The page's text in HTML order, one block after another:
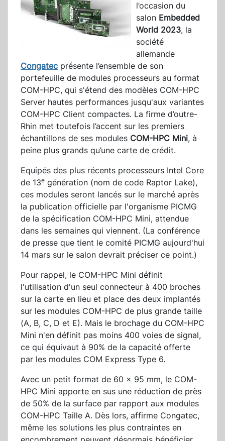
l’occasion du
salon Embedded
World 2023, la
société
allemande
Congatec présente l’ensemble de son
portefeuille de modules processeurs au format
COM-HPC, qui s'étend des modèles COM-HPC
Server hautes performances jusqu'aux variantes
COM-HPC Client compactes. La firme d’outre-
Rhin met toutefois l’accent sur les premiers
échantillons de ses modules COM-HPC Mini, à
peine plus grands qu’une carte de crédit.
Equipés des plus récents processeurs Intel Core
de 13e génération (nom de code Raptor Lake),
ces modules seront lancés sur le marché après
la publication officielle par l'organisme PICMG
de la spécification COM-HPC Mini, attendue
dans les semaines qui viennent. (La conférence
de presse que tient le comité PICMG aujourd'hui
14 mars sur le salon devrait préciser ce point.)
Pour rappel, le COM-HPC Mini définit
l'utilisation d'un seul connecteur à 400 broches
sur la carte en lieu et place des deux implantés
sur les modules COM-HPC de plus grande taille
(A, B, C, D et E). Mais le brochage du COM-HPC
Mini n'en définit pas moins 400 voies de signal,
ce qui équivaut à 90% de la capacité offerte
par les modules COM Express Type 6.
Avec un petit format de 60 x 95 mm, le COM-
HPC Mini apporte en sus une réduction de près
de 50% de la surface par rapport aux modules
COM-HPC Taille A. Dès lors, affirme Congatec,
même les solutions les plus contraintes en